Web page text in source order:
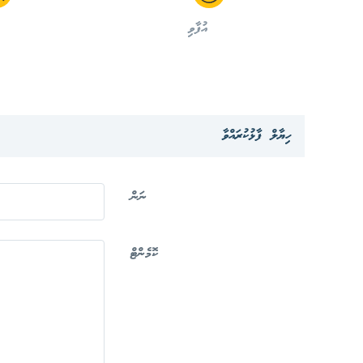
އުފާވި
ހިޔާލް ފާޅުކުރައްވާ
ނަން
ކޮމެންޓް